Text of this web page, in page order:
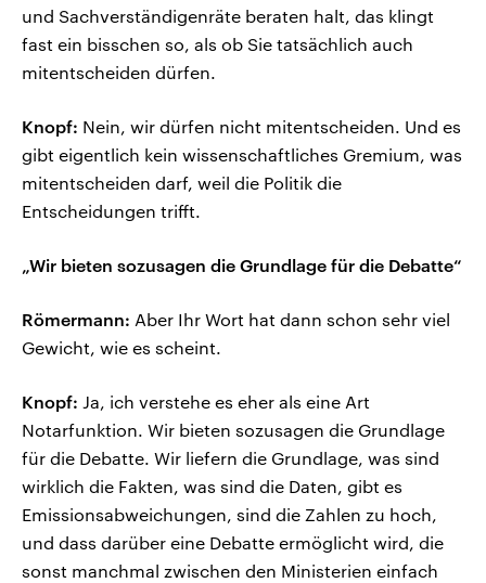
und Sachverständigenräte beraten halt, das klingt
fast ein bisschen so, als ob Sie tatsächlich auch
mitentscheiden dürfen.
Knopf: Nein, wir dürfen nicht mitentscheiden. Und es
gibt eigentlich kein wissenschaftliches Gremium, was
mitentscheiden darf, weil die Politik die
Entscheidungen trifft.
„Wir bieten sozusagen die Grundlage für die Debatte“
Römermann: Aber Ihr Wort hat dann schon sehr viel
Gewicht, wie es scheint.
Knopf: Ja, ich verstehe es eher als eine Art
Notarfunktion. Wir bieten sozusagen die Grundlage
für die Debatte. Wir liefern die Grundlage, was sind
wirklich die Fakten, was sind die Daten, gibt es
Emissionsabweichungen, sind die Zahlen zu hoch,
und dass darüber eine Debatte ermöglicht wird, die
sonst manchmal zwischen den Ministerien einfach